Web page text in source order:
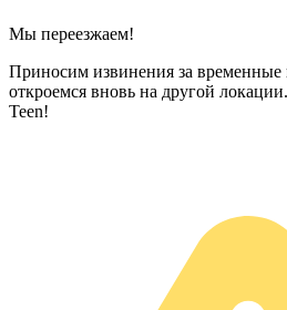
Мы переезжаем!
Приносим извинения за временные
откроемся вновь на другой
Teen!